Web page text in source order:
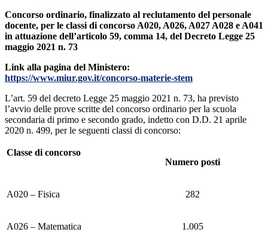
Concorso ordinario, finalizzato al reclutamento del personale
docente, per le classi di concorso A020, A026, A027 A028 e A041
in attuazione dell’articolo 59, comma 14, del Decreto Legge 25
maggio 2021 n. 73
Link alla pagina del Ministero:
https://www.miur.gov.it/concorso-materie-stem
L’art. 59 del decreto Legge 25 maggio 2021 n. 73, ha previsto
l’avvio delle prove scritte del concorso ordinario per la scuola
secondaria di primo e secondo grado, indetto con D.D. 21 aprile
2020 n. 499, per le seguenti classi di concorso:
Classe di concorso
Numero posti
A020 – Fisica 282
A026 – Matematica 1.005